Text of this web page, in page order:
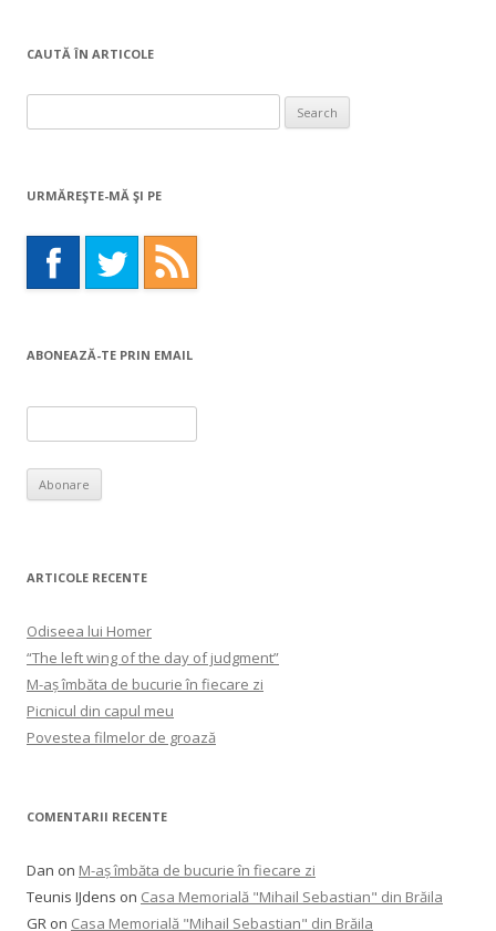
CAUTĂ ÎN ARTICOLE
for:
URMĂREŞTE-MĂ ŞI PE
ABONEAZĂ-TE PRIN EMAIL
ARTICOLE RECENTE
Odiseea lui Homer
“The left wing of the day of judgment”
M-aș îmbăta de bucurie în fiecare zi
Picnicul din capul meu
Povestea filmelor de groază
COMENTARII RECENTE
Dan on M-aș îmbăta de bucurie în fiecare zi
Teunis IJdens on Casa Memorială "Mihail Sebastian" din Brăila
GR on Casa Memorială "Mihail Sebastian" din Brăila